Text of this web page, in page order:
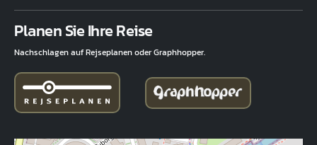
Planen Sie Ihre Reise
Nachschlagen auf Rejseplanen oder Graphhopper.